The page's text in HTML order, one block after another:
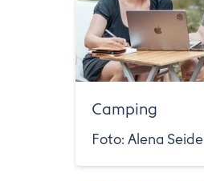
Camping
Foto: Alena Seidel